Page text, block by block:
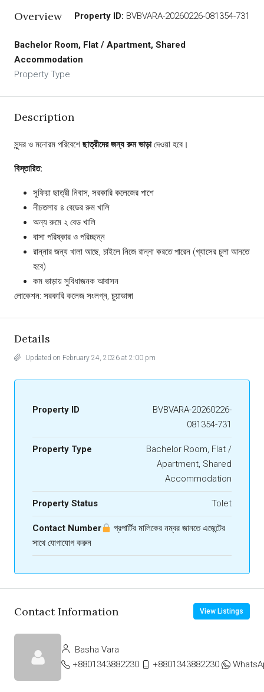
Overview Property ID: BVBVARA-20260226-081354-731
Bachelor Room, Flat / Apartment, Shared
Accommodation
Property Type
Description
সুন্দর ও মনোরম পরিবেশে ছাত্রীদের জন্য রুম ভাড়াদেওয়া হবে।
বিস্তারিত:
সুফিয়া ছাত্রী নিবাস, সরকারি কলেজের পাশে
নীচতলায় ৪ বেডের রুম খালি
অন্য রুমে ২ বেড খালি
বাসা পরিষ্কার ও পরিচ্ছন্ন
রান্নার জন্য খালা আছে, চাইলে নিজে রান্না করতে পারেন (গ্যাসের চুলা আনতে
হবে)
কম ভাড়ায় সুবিধাজনক আবাসন
লোকেশন: সরকারি কলেজ সংলগ্ন, চুয়াডাঙ্গা
Details
Updated on February 24, 2026 at 2:00 pm
Property ID
BVBVARA-20260226-
081354-731
Property Type
Bachelor Room, Flat /
Apartment, Shared
Accommodation
Property Status Tolet
Contact Number
প্রপার্টির মালিকের নম্বর জানতে এজেন্টের
সাথে যোগাযোগ করুন
Contact Information View Listings
Basha Vara
+8801343882230
+8801343882230